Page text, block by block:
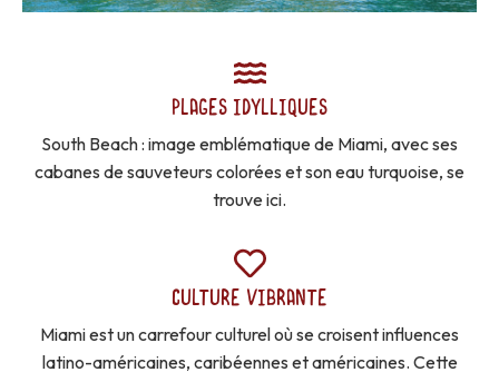
PLAGES IDYLLIQUES
South Beach : image emblématique de Miami, avec ses
cabanes de sauveteurs colorées et son eau turquoise, se
trouve ici.
CULTURE VIBRANTE
Miami est un carrefour culturel où se croisent influences
latino-américaines, caribéennes et américaines. Cette